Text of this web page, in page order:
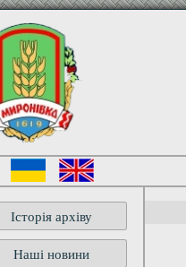
Історія архіву
Наші новини